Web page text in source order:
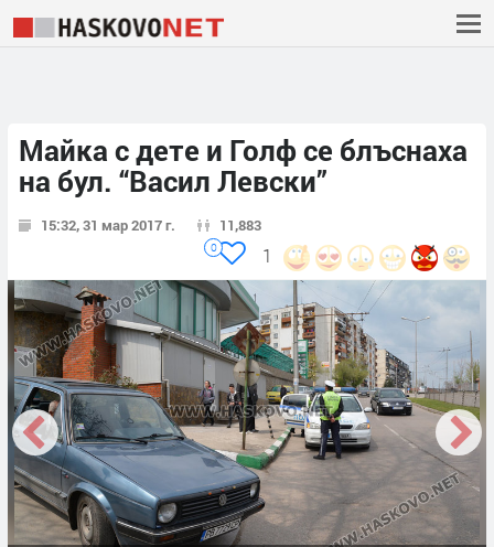
Майка с дете и Голф се блъснаха
на бул. “Васил Левски”
15:32, 31 мар 2017 г. 11,883
1
0